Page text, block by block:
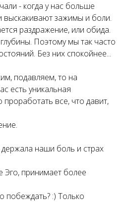
- когда у нас больше
зажимы и боли.
раздражение, или обида.
Поэтому мы так часто
Без них спокойнее...
подавляем, то на
есть уникальная
все, что давит,
наши боль и страх
принимает более
побеждать? :) Только